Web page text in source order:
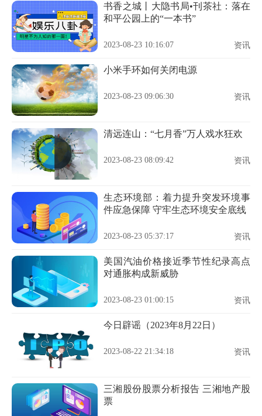
书香之城丨大隐书局•刊茶社：落在
和平公园上的“一本书”
2023-08-23 10:16:07 资讯
小米手环如何关闭电源
2023-08-23 09:06:30 资讯
清远连山：“七月香”万人戏水狂欢
2023-08-23 08:09:42 资讯
生态环境部：着力提升突发环境事
件应急保障 守牢生态环境安全底线
2023-08-23 05:37:17 资讯
美国汽油价格接近季节性纪录高点
对通胀构成新威胁
2023-08-23 01:00:15 资讯
今日辟谣（2023年8月22日）
2023-08-22 21:34:18 资讯
三湘股份股票分析报告 三湘地产股
票